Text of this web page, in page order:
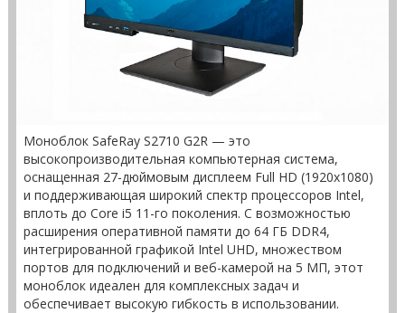
Моноблок SafeRay S2710 G2R — это
высокопроизводительная компьютерная система,
оснащенная 27-дюймовым дисплеем Full HD (1920x1080)
и поддерживающая широкий спектр процессоров Intel,
вплоть до Core i5 11-го поколения. С возможностью
расширения оперативной памяти до 64 ГБ DDR4,
интегрированной графикой Intel UHD, множеством
портов для подключений и веб-камерой на 5 МП, этот
моноблок идеален для комплексных задач и
обеспечивает высокую гибкость в использовании.